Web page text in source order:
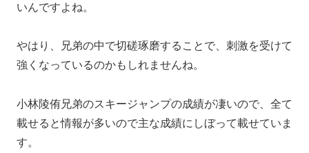
いんですよね。
やはり、兄弟の中で切磋琢磨することで、刺激を受けて
強くなっているのかもしれませんね。
小林陵侑兄弟のスキージャンプの成績が凄いので、全て
載せると情報が多いので主な成績にしぼって載せていま
す。